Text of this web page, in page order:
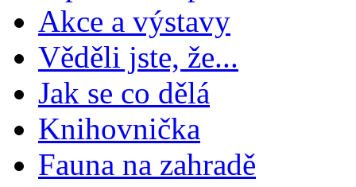
Akce a výstavy
Věděli jste, že...
Jak se co dělá
Knihovnička
Fauna na zahradě